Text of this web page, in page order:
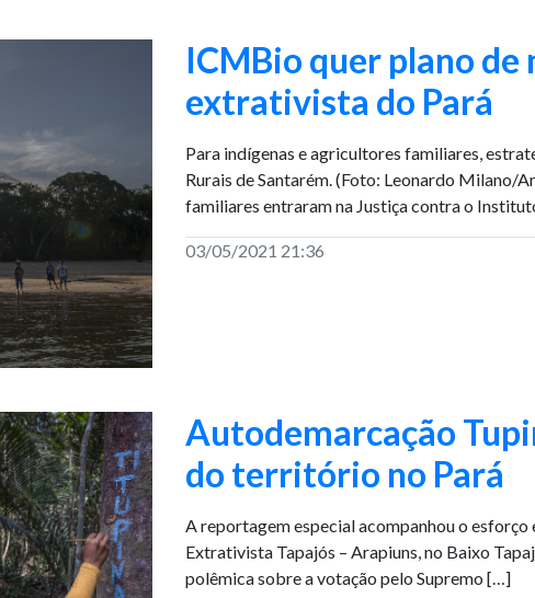
ICMBio quer plano
extrativista do Pará
Para indígenas e agricultores familiares,
Rurais de Santarém. (Foto: Leonardo Milano/
familiares entraram na Justiça contra o
03/05/2021 21:36
Autodemarcação
do território no Pará
A reportagem especial acompanhou o esforço
Extrativista Tapajós – Arapiuns, no Baixo
polêmica sobre a votação pelo Supremo […]